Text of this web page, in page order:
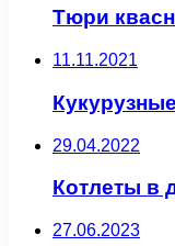
Тюри
11.11.2021
29.04.2022
Котлеты в
27.06.2023